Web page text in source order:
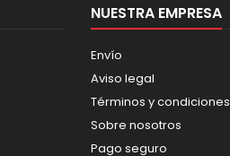
NUESTRA EMPRESA
Envío
Aviso legal
Términos y condiciones
Sobre nosotros
Pago seguro